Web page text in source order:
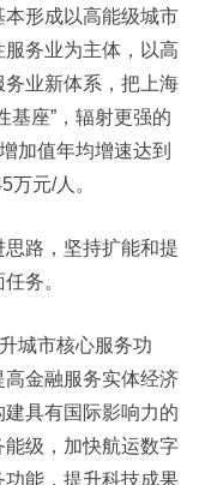
形成以高能级城市
务业为主体，以高
业新体系，把上海
基座”，辐射更强的
加值年均增速达到
万元/人。
路，坚持扩能和提
务。
城市核心服务功
金融服务实体经济
具有国际影响力的
级，加快航运数字
能，提升科技成果